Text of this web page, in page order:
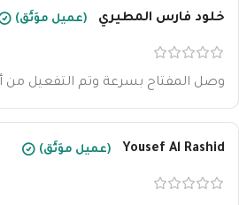
خلود فارس المطيري (عميل موَثَّق)
وصل المفتاح بسرعة وتم التفعيل من
Yousef Al Rashid (عميل موَثَّق)